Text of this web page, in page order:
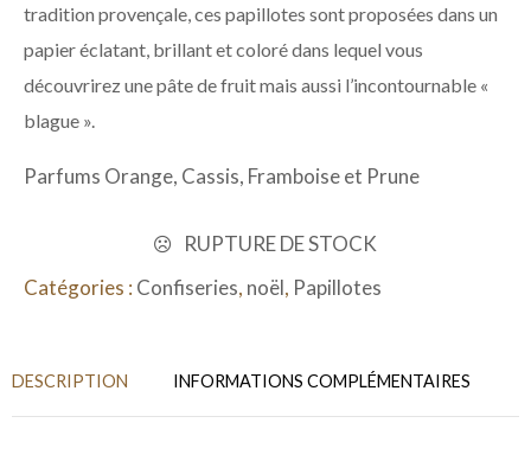
tradition provençale, ces papillotes sont proposées dans un
papier éclatant, brillant et coloré dans lequel vous
découvrirez une pâte de fruit mais aussi l’incontournable «
blague ».
Parfums Orange, Cassis, Framboise et Prune
RUPTURE DE STOCK
Catégories : Confiseries, noël, Papillotes
DESCRIPTION INFORMATIONS COMPLÉMENTAIRES